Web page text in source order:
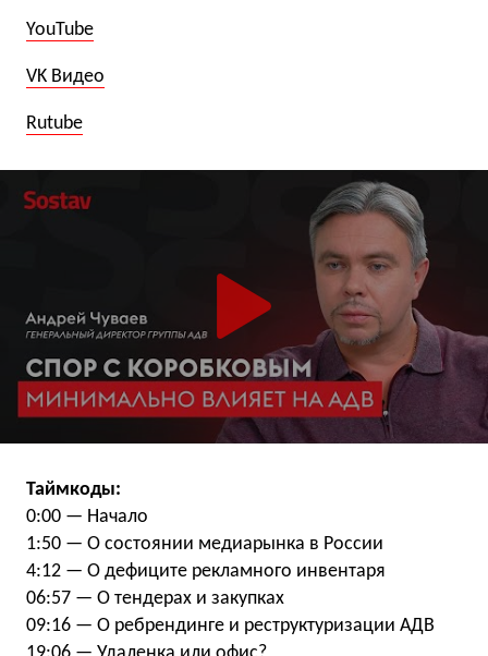
YouTube
VK Видео
Rutube
Таймкоды:
0:00 — Начало
1:50 — О состоянии медиарынка в России
4:12 — О дефиците рекламного инвентаря
06:57 — О тендерах и закупках
09:16 — О ребрендинге и реструктуризации АДВ